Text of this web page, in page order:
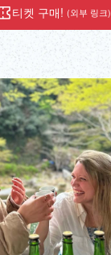
티켓 구매! (외부 링크)